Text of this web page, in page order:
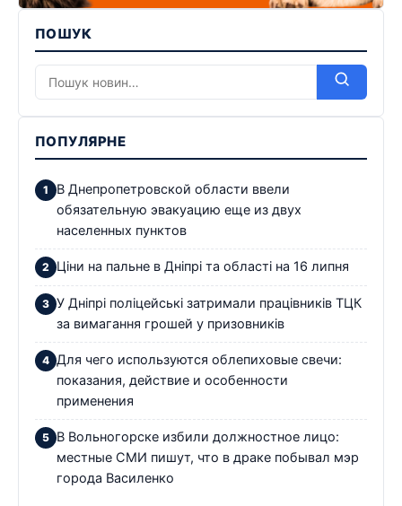
ПОШУК
ПОПУЛЯРНЕ
В Днепропетровской области ввели
обязательную эвакуацию еще из двух
населенных пунктов
Ціни на пальне в Дніпрі та області на 16 липня
У Дніпрі поліцейські затримали працівників ТЦК
за вимагання грошей у призовників
Для чего используются облепиховые свечи:
показания, действие и особенности
применения
В Вольногорске избили должностное лицо:
местные СМИ пишут, что в драке побывал мэр
города Василенко